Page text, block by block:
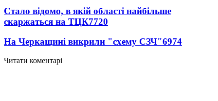
Стало відомо, в якій області найбільше
скаржаться на ТЦК7720
На Черкащині викрили "схему СЗЧ"6974
Читати коментарі